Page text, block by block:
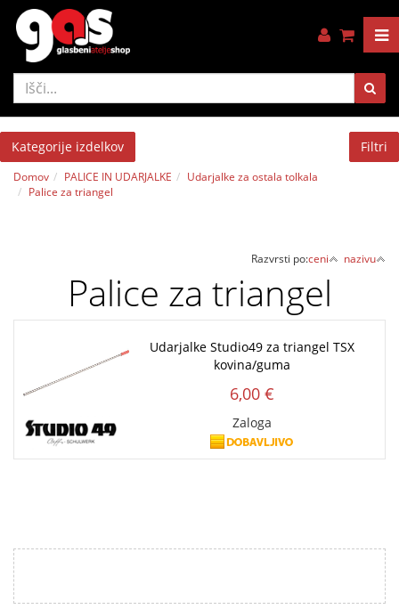
Kategorije izdelkov Filtri
Domov PALICE IN UDARJALKE
Udarjalke za ostala tolkala
Palice za triangel
Razvrsti po:ceni nazivu
Palice za triangel
Udarjalke Studio49 za triangel TSX
kovina/guma
6,00 €
Zaloga